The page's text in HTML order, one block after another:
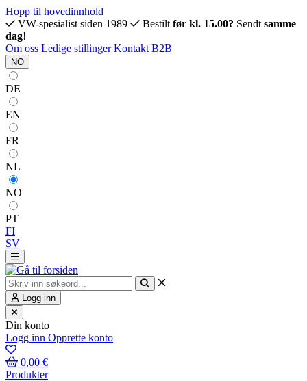
Hopp til hovedinnhold
VW-spesialist siden 1989
Bestilt før kl. 15.00? Sendt samme
dag!
Om oss Ledige stillingerKontakt B2B
NO
DE
EN
FR
NL
NO
PT
FI
SV
Logg inn
Din konto
Logg inn Opprette konto
0,00 €
Produkter